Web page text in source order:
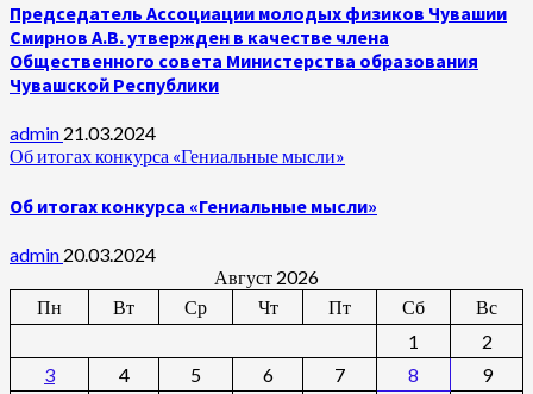
Председатель Ассоциации молодых физиков Чувашии
Смирнов А.В. утвержден в качестве члена
Общественного совета Министерства образования
Чувашской Республики
admin 21.03.2024
Об итогах конкурса «Гениальные мысли»
Об итогах конкурса «Гениальные мысли»
admin 20.03.2024
Август 2026
Пн
Вт Ср Чт Пт Сб
Вс
1
2
3
4 5 6 7 8
9